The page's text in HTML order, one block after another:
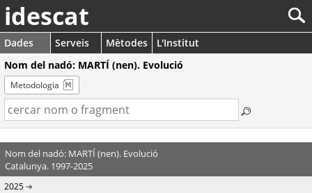
idescat
Dades Serveis Mètodes
L'Institut
Nom del nadó: MARTÍ (nen). Evolució
Metodologia
Nom del nadó: MARTÍ (nen). Evolució
Catalunya. 1997-2025
2025